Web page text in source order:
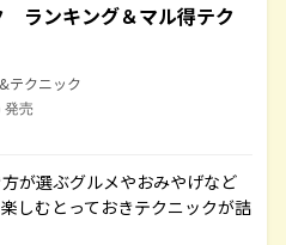
ランキング＆マル得テク
テクニック
発売
が選ぶグルメやおみやげなど
しむとっておきテクニックが詰